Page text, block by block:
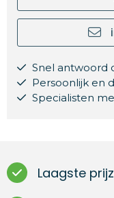
Snel antwoord
Persoonlijk en
Specialisten
Laagste